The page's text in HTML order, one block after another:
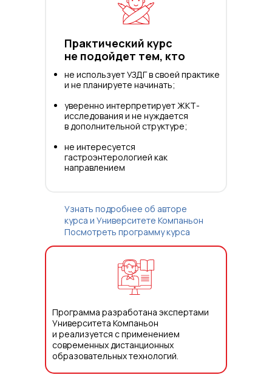
не использует УЗДГ в своей практике
и не планируете начинать;
уверенно интерпретирует ЖКТ-
исследования и не нуждается
в дополнительной структуре;
не интересуется
гастроэнтерологией как
направлением
Практический курс
не подойдет тем, кто
Узнать подробнее об авторе
курса и Университете Компаньон
Посмотреть программу курса
Программа разработана экспертами
Университета Компаньон
и реализуется с применением
современных дистанционных
образовательных технологий.